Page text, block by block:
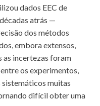
dados EEC de
atrás —
dos métodos
embora extensos,
as incertezas foram
os experimentos,
sistemáticos muitas
difícil obter uma